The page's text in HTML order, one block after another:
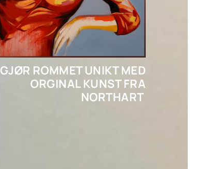
GJØR ROMMET UNIKT MED
ORGINAL KUNSTFRA
NORTHART